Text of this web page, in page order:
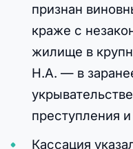
признан
краже с
жилище в
Н.А. — в
преступления
Кассация